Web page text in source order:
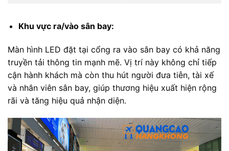
Khu vực ra/vào sân bay:
Màn hình LED đặt tại cổng ra vào sân bay có khả năng
truyền tải thông tin mạnh mẽ. Vị trí này không chỉ tiếp
cận hành khách mà còn thu hút người đưa tiễn, tài xế
và nhân viên sân bay, giúp thương hiệu xuất hiện rộng
rãi và tăng hiệu quả nhận diện.